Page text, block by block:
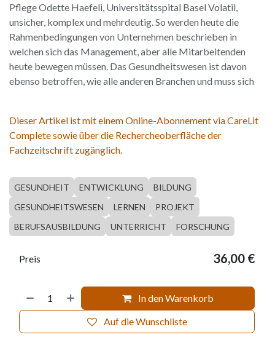
Pflege Odette Haefeli, Universitätsspital Basel Volatil,
unsicher, komplex und mehrdeutig. So werden heute die
Rahmenbedingungen von Unternehmen beschrieben in
welchen sich das Management, aber alle Mitarbeitenden
heute bewegen müssen. Das Gesundheitswesen ist davon
ebenso betroffen, wie alle anderen Branchen und muss sich
Dieser Artikel ist mit einem Online-Abonnement via CareLit
Complete sowie über die Rechercheoberfläche der
Fachzeitschrift zugänglich.
GESUNDHEIT ENTWICKLUNG
BILDUNG
GESUNDHEITSWESEN
LERNEN
PROJEKT
BERUFSAUSBILDUNG
UNTERRICHT FORSCHUNG
In den Warenkorb
Auf die Wunschliste
Preis 36,00 €